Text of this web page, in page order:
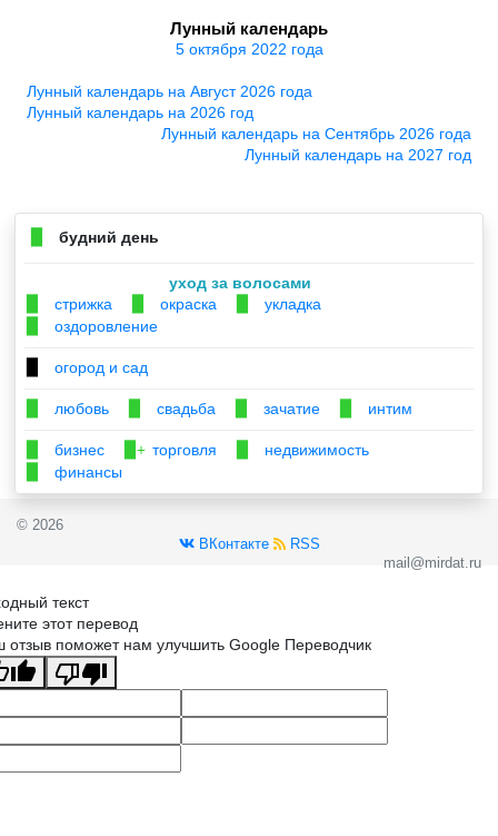
Лунный календарь
5 октября 2022 года
Лунный календарь на Август 2026 года
Лунный календарь на 2026 год
Лунный календарь на Сентябрь 2026 года
Лунный календарь на 2027 год
будний день
уход за волосами
стрижка окраска укладка
оздоровление
огород и сад
любовь свадьба зачатие интим
бизнес ▉+ торговля недвижимость
финансы
© 2026
ВКонтакте
RSS
mail@mirdat.ru
текст
этот перевод
отзыв поможет нам улучшить Google Переводчик